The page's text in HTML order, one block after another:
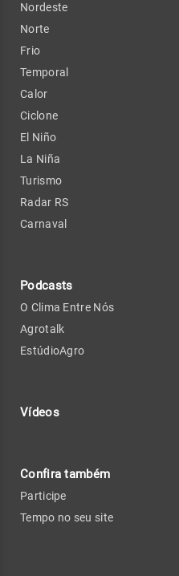
Nordeste
Norte
Frio
Temporal
Calor
Ciclone
El Niño
La Niña
Turismo
Radar RS
Carnaval
Podcasts
O Clima Entre Nós
Agrotalk
EstúdioAgro
Vídeos
Confira também
Participe
Tempo no seu site